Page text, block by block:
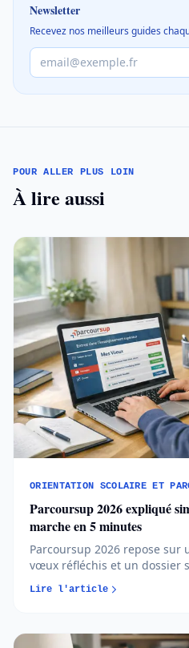
Newsletter
Recevez nos meilleurs guides
POUR ALLER PLUS LOIN
À lire aussi
ORIENTATION SCOLAIRE ET
Parcoursup 2026 expliqué
marche en 5 minutes
Parcoursup 2026 repose sur
vœux réfléchis et un dossier
chances d’admission.
anticiper chaque étape
Lire l'article